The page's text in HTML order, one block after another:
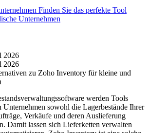
Finden Sie das perfekte Tool
Unternehmen
2026
2026
werden Tools
Unternehmen sowohl die Lagerbestände Ihrer
Verkäufe und deren Auslieferung
Damit lassen sich Lieferketten verwalten